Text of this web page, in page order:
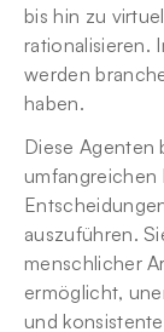
bis hin zu
rationalisieren.
werden
haben.
Diese Agenten
umfangreichen
auszuführen.
menschlicher
ermöglicht,
und